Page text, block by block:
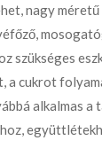
nagy méretű
szükséges
a cukrot
alkalmas a